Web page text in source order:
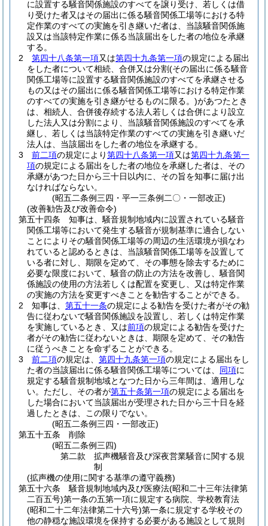
に設置する騒音関係施設のすべてを譲り受け、若しくは借
り受けた者又はその届出に係る騒音関係工場等における特
定作業のすべての実施を引き継いだ者は、当該騒音関係施
設又は当該特定作業に係る当該届出をした者の地位を承継
する。
2
第四十八条第一項又は第四十九条第一項の規定による届出
をした者について相続、合併又は分割(その届出に係る騒音
関係工場等に設置する騒音関係施設のすべてを承継させる
もの又はその届出に係る騒音関係工場等における特定作業
のすべての実施を引き継がせるものに限る。)があつたとき
は、相続人、合併後存続する法人若しくは合併により設立
した法人又は分割により、当該騒音関係施設のすべてを承
継し、若しくは当該特定作業のすべての実施を引き継いだ
法人は、当該届出をした者の地位を承継する。
3
前二項の規定により第四十八条第一項又は第四十九条第一
項の規定による届出をした者の地位を承継した者は、その
承継があつた日から三十日以内に、その旨を知事に届け出
なければならない。
(昭五二条例三四・平一三条例二〇・一部改正)
(改善勧告及び改善命令)
第五十四条
知事は、騒音規制地域内に設置されている騒音
関係工場等において発生する騒音が規制基準に適合しない
ことによりその騒音関係工場等の周辺の生活環境が損なわ
れていると認めるときは、当該騒音関係工場等を設置して
いる者に対し、期限を定めて、その事態を除去するために
必要な限度において、騒音の防止の方法を改善し、騒音関
係施設の使用の方法若しくは配置を変更し、又は特定作業
の実施の方法を変更すべきことを勧告することができる。
2
知事は、 第五十一条の規定による勧告を受けた者がその勧
告に従わないで騒音関係施設を設置し、若しくは特定作業
を実施しているとき、又は前項の規定による勧告を受けた
者がその勧告に従わないときは、期限を定めて、その勧告
に従うべきことを命ずることができる。
3
前二項の規定は、 第四十九条第一項の規定による届出をし
た者の当該届出に係る騒音関係工場等については、 同項に
規定する騒音規制地域となつた日から三年間は、適用しな
い。 ただし、その者が第五十条第一項の規定による届出を
した場合において当該届出が受理された日から三十日を経
過したときは、この限りでない。
(昭五二条例三四・一部改正)
第五十五条
削除
(昭五二条例三四)
第二款
拡声機騒音及び深夜営業騒音に関する規
制
(拡声機の使用に関する基準の遵守義務)
第五十六条
騒音規制地域内及び医療法(昭和二十三年法律第
二百五号)第一条の五第一項に規定する病院、学校教育法
(昭和二十二年法律第二十六号)第一条に規定する学校その
他の静穏な施設環境を保持する必要がある施設として規則